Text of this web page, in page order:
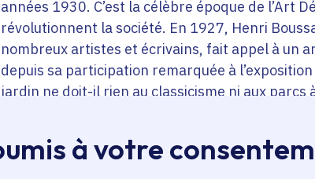
à votre
années 1930. C’est la célèbre époque de l’Art
révolutionnent la société. En 1927, Henri
nombreux artistes et écrivains, fait appel à un
depuis sa participation remarquée à
jardin ne doit-il rien au classicisme ni aux parcs
chemin d’eau, dialoguent la nouveauté du
des briques et le vert des buis, les lignes pures
Boussard est inscrit à l’inventaire